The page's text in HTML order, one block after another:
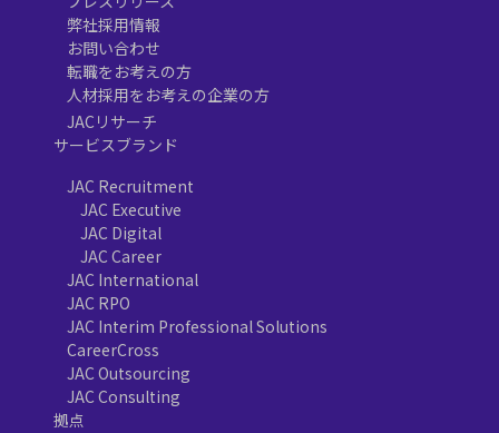
弊社採用情報
お問い合わせ
転職をお考えの方
人材採用をお考えの企業の方
JACリサーチ
サービスブランド
JAC Recruitment
JAC Executive
JAC Digital
JAC Career
JAC International
JAC RPO
JAC Interim Professional Solutions
CareerCross
JAC Outsourcing
JAC Consulting
拠点